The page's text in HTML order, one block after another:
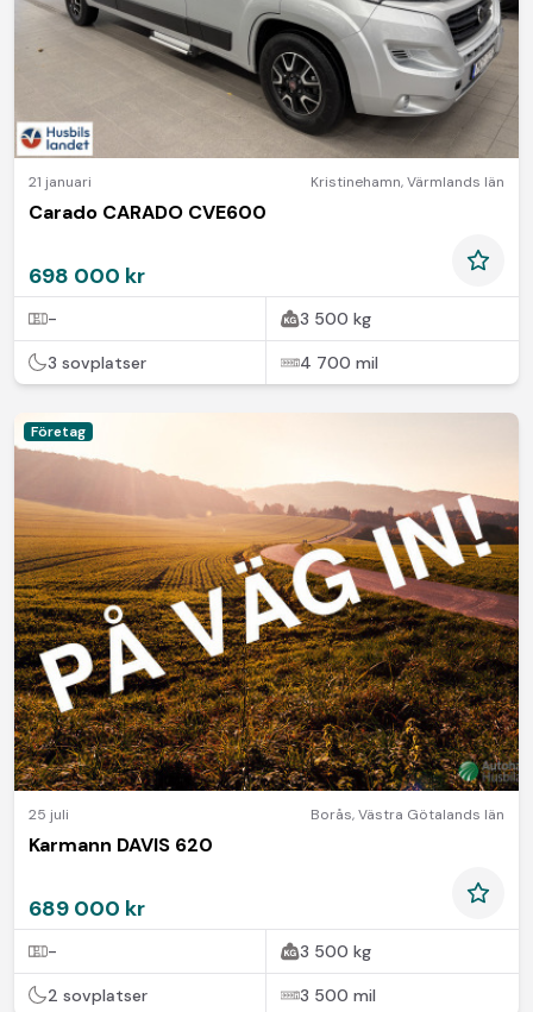
21 januari Kristinehamn,Värmlands län
Carado CARADO CVE600
698 000 kr
- 3 500 kg
3 sovplatser 4 700 mil
Företag
25 juli Borås,Västra Götalands län
Karmann DAVIS 620
689 000 kr
- 3 500 kg
2 sovplatser 3 500 mil